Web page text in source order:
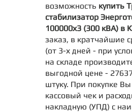
возможность купить
стабилизатор
100000х3 (300 кВА) в
заказ, в кратчайшие
(от 3-х дней - при
на складе
выгодной цене -
штуку. При покупке
кассовый чек и
накладную (УПД) с